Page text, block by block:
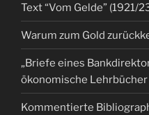
Text “Vom Gelde” (1921/
Warum zum Gold
„Briefe eines
ökonomische Lehrbücher
Kommentierte